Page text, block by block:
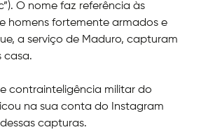
O nome faz referência às
homens fortemente armados e
a serviço de Maduro, capturam
casa.
contrainteligência militar do
na sua conta do Instagram
capturas.